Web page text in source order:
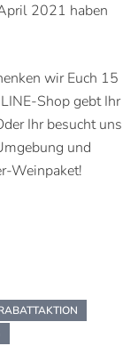
2021 haben
wir Euch 15
Shop gebt Ihr
Ihr besucht uns
und
Weinpaket!